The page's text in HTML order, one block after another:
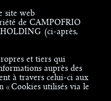
site web
de CAMPOFRIO
(ci-après,
et tiers qui
auprès des
à travers celui-ci aux
« Cookies utilisés via le